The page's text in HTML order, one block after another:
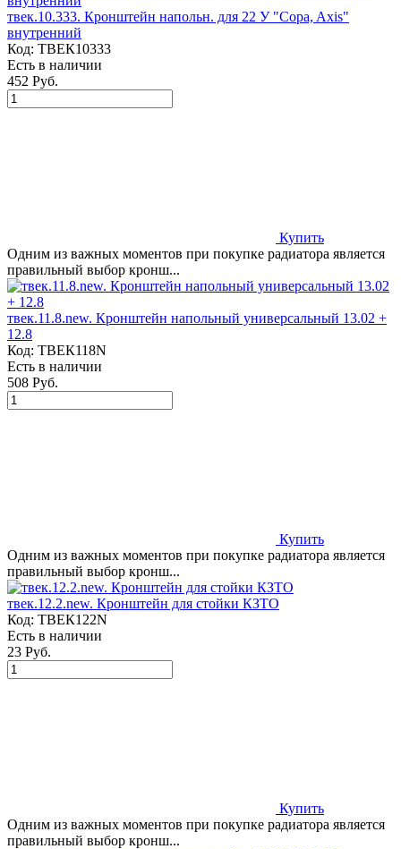
твек.10.333. Кронштейн напольн. для 22 У "Copa, Axis"
внутренний
Код: ТВЕК10333
Есть в наличии
452 Руб.
Купить
Одним из важных моментов при покупке радиатора является
правильный выбор кронш...
твек.11.8.new. Кронштейн напольный универсальный 13.02 +
12.8
Код: ТВЕК118N
Есть в наличии
508 Руб.
Купить
Одним из важных моментов при покупке радиатора является
правильный выбор кронш...
твек.12.2.new. Кронштейн для стойки КЗТО
Код: ТВЕК122N
Есть в наличии
23 Руб.
Купить
Одним из важных моментов при покупке радиатора является
правильный выбор кронш...